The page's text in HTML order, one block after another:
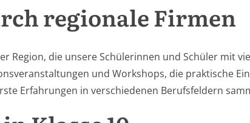
regionale Firmen
Region, die unsere Schülerinnen und Schüler
und Workshops, die praktische
Erfahrungen in verschiedenen Berufsfeldern